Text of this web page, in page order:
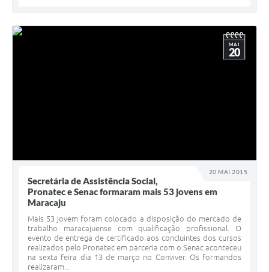
20 MAI 2015
MAI
20
Secretária de Assistência Social,
Pronatec e Senac formaram mais 53 jovens em
Maracaju
Mais 53 jovem foram colocado a disposição do mercado de
trabalho maracajuense com qualificação profissional. O
evento de entrega de certificado aos concluintes dos cursos
realizados pelo Pronatec em parceria com o Senac aconteceu
na sexta feira dia 13 de março no Conviver. Os formandos
realizaram...